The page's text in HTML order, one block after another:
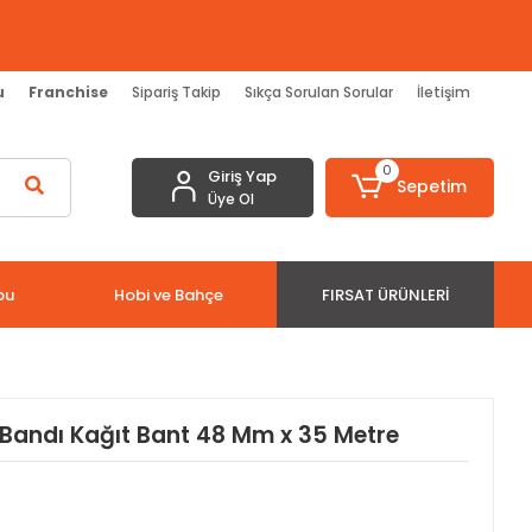
Franchise Sipariş Takip Sıkça Sorulan Sorular İletişim
Giriş Yap
Üye Ol
0
Sepetim
Hobi ve Bahçe FIRSAT ÜRÜNLERI
Kağıt Bant 48 Mm x 35 Metre